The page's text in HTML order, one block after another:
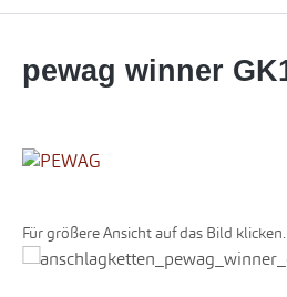
pewag winner
Für größere Ansicht auf das Bild
Bildergalerie überspringen